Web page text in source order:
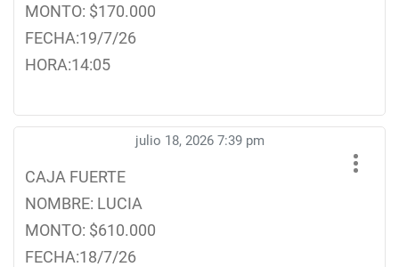
MONTO: $170.000
FECHA:19/7/26
HORA:14:05
julio 18, 2026 7:39 pm
CAJA FUERTE
NOMBRE: LUCIA
MONTO: $610.000
FECHA:18/7/26